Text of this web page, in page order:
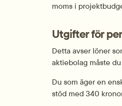
moms i
Utgifter för
Detta avser löner
aktiebolag måste
Du som äger en
stöd med 340